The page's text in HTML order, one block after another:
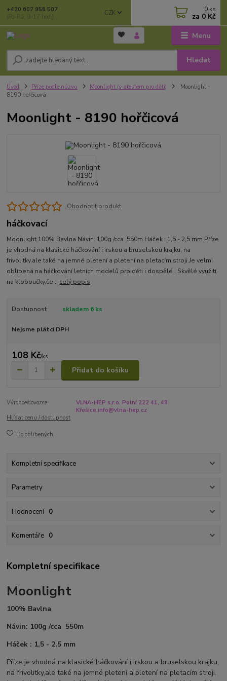
Menu
CZK
Hledat
+420 607 958 507
(Po-Pá, 9-17 hod.)
0 ks
za 0 Kč
Úvod Příze podle názvu Moonlight (s atestem pro děti)
Moonlight -
8190 hořčicová
Moonlight - 8190 hořčicová
Ohodnotit produkt
háčkovací
Moonlight 100% Bavlna Návin: 100g /cca 550m Háček : 1,5 - 2,5 mm Příze
je vhodná na klasické háčkování i irskou a bruselskou krajku, na
frivolitky,ale také na jemné pletení a pletení na pletacím stroji.Je velmi
oblíbená na háčkování letních modelů pro děti i dospělé . Skvělé využití
na kloboučky,če... celý popis
Dostupnost skladem 6 ks
Nejsme plátci DPH
108 Kč/ks
Přidat do košíku
Výrobce/dovozce:
VLNA-HEP s.r.o. Polní 222 41, 48
Křešice,info@vlna-hep.cz
Hlídat cenu / dostupnost
Do oblíbených
Kompletní specifikace
Parametry
Hodnocení 0
Komentáře 0
Kompletní specifikace
Moonlight
100% Bavlna
Návin: 100g /cca 550m
Háček : 1,5 - 2,5 mm
Příze je vhodná na klasické háčkování i irskou a bruselskou krajku,
na frivolitky,ale také na jemné pletení a pletení na pletacím stroji.